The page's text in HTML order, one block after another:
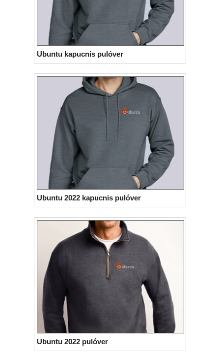
Ubuntu kapucnis pulóver
Ubuntu 2022 kapucnis pulóver
Ubuntu 2022 pulóver